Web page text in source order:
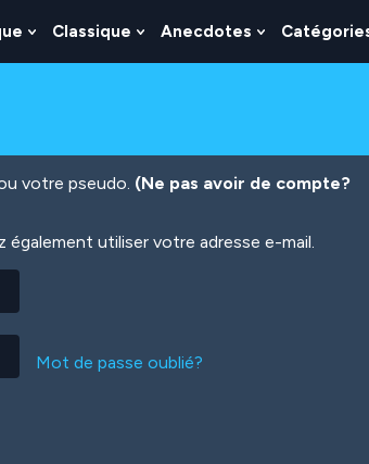
Show
Submenu
Classique
Show
Submenu
Anecdotes
Show
Submenu
votre pseudo. (Ne pas avoir de compte?
également utiliser votre adresse e-mail.
Mot de passe oublié?